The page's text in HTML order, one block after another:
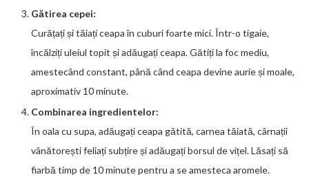
Gătirea cepei:
Curățați și tăiați ceapa în cuburi foarte mici. Într-o tigaie,
încălziți uleiul topit și adăugați ceapa. Gătiți la foc mediu,
amestecând constant, până când ceapa devine aurie și moale,
aproximativ 10 minute.
Combinarea ingredientelor:
În oala cu supa, adăugați ceapa gătită, carnea tăiată, cârnații
vânătorești feliați subțire și adăugați borsul de vițel. Lăsați să
fiarbă timp de 10 minute pentru a se amesteca aromele.